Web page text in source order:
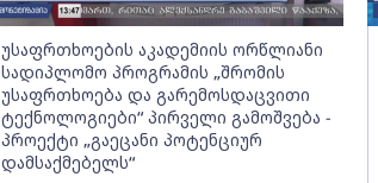
უსაფრთხოების აკადემიის ორწლიანი
სადიპლომო პროგრამის „შრომის
უსაფრთხოება და გარემოსდაცვითი
ტექნოლოგიები“ პირველი გამოშვება -
პროექტი „გაეცანი პოტენციურ
დამსაქმებელს“